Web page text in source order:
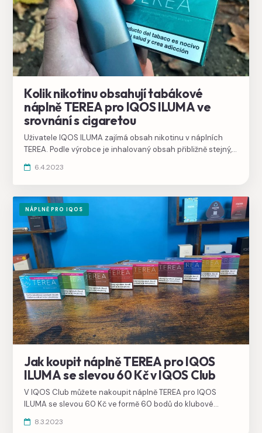
Kolik nikotinu obsahují tabákové
náplně TEREA pro IQOS ILUMA ve
srovnání s cigaretou
Uživatele IQOS ILUMA zajímá obsah nikotinu v náplních
TEREA. Podle výrobce je inhalovaný obsah přibližně stejný,
6.4.2023
NÁPLNĚ PRO IQOS
Jak koupit náplně TEREA pro IQOS
ILUMA se slevou 60 Kč v IQOS Club
V IQOS Club můžete nakoupit náplně TEREA pro IQOS
ILUMA se slevou 60 Kč ve formě 60 bodů do klubové
libovolného dalšího zboží.
8.3.2023